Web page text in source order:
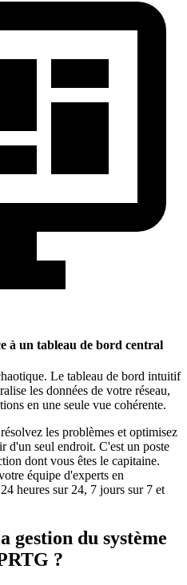
à un tableau de bord central
Le tableau de bord intuitif
les données de votre réseau,
en une seule vue cohérente.
les problèmes et optimisez
d'un seul endroit. C'est un poste
dont vous êtes le capitaine.
équipe d'experts en
heures sur 24, 7 jours sur 7 et
gestion du système
?